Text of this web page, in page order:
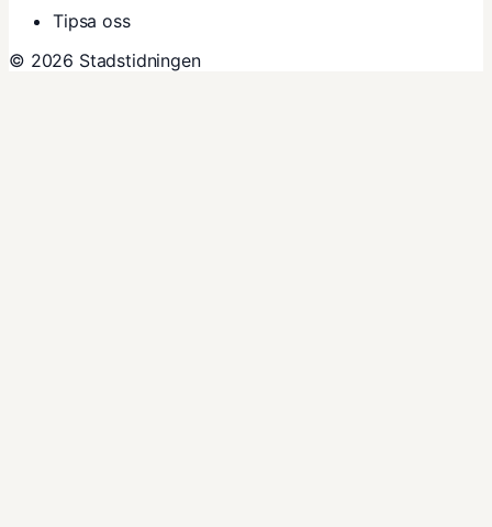
Tipsa oss
© 2026 Stadstidningen